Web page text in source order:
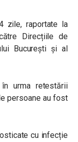
zile, raportate la
Direcțiile de
București și al
urma retestării
persoane au fost
cu infecție